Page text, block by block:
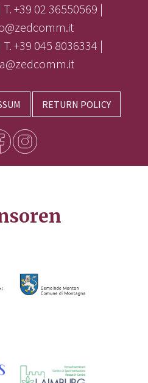
+39 02 36550569 |
+39 045 8036334 |
RETURN POLICY